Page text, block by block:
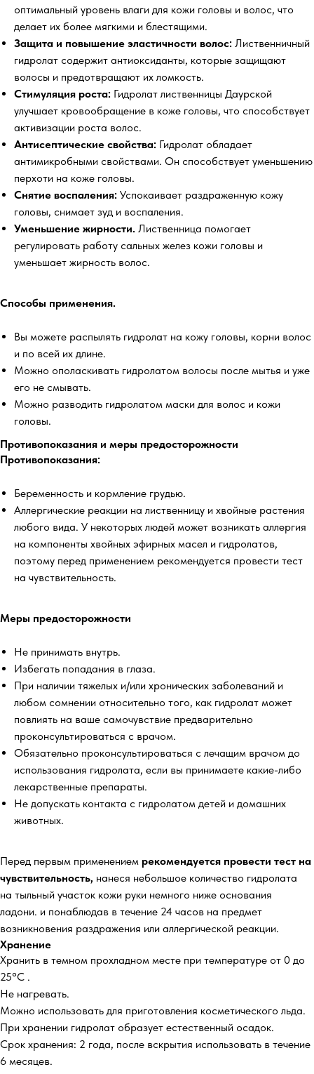
оптимальный уровень влаги для кожи головы и волос, что
делает их более мягкими и блестящими.
Защита и повышение эластичности волос: Лиственничный
гидролат содержит антиоксиданты, которые защищают
волосы и предотвращают их ломкость.
Стимуляция роста: Гидролат лиственницы Даурской
улучшает кровообращение в коже головы, что способствует
активизации роста волос.
Антисептические свойства: Гидролат обладает
антимикробными свойствами. Он способствует уменьшению
перхоти на коже головы.
Снятие воспаления: Успокаивает раздраженную кожу
головы, снимает зуд и воспаления.
Уменьшение жирности. Лиственница помогает
регулировать работу сальных желез кожи головы и
уменьшает жирность волос.
Способы применения.
Вы можете распылять гидролат на кожу головы, корни волос
и по всей их длине.
Можно ополаскивать гидролатом волосы после мытья и уже
его не смывать.
Можно разводить гидролатом маски для волос и кожи
головы.
Противопоказания и меры предосторожности
Противопоказания:
Беременность и кормление грудью.
Аллергические реакции на лиственницу и хвойные растения
любого вида. У некоторых людей может возникать аллергия
на компоненты хвойных эфирных масел и гидролатов,
поэтому перед применением рекомендуется провести тест
на чувствительность.
Меры предосторожности
Не принимать внутрь.
Избегать попадания в глаза.
При наличии тяжелых и/или хронических заболеваний и
любом сомнении относительно того, как гидролат может
повлиять на ваше самочувствие предварительно
проконсультироваться с врачом.
Обязательно проконсультироваться с лечащим врачом до
использования гидролата, если вы принимаете какие-либо
лекарственные препараты.
Не допускать контакта с гидролатом детей и домашних
животных.
Перед первым применением рекомендуется провести тест на
чувствительность, нанеся небольшое количество гидролата
на тыльный участок кожи руки немного ниже основания
ладони. и понаблюдав в течение 24 часов на предмет
возникновения раздражения или аллергической реакции.
Хранение
Хранить в темном прохладном месте при температуре от 0 до
25°С .
Не нагревать.
Можно использовать для приготовления косметического льда.
При хранении гидролат образует естественный осадок.
Срок хранения: 2 года, после вскрытия использовать в течение
6 месяцев.